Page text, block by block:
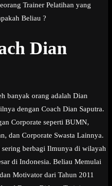
Trainer Pelatihan yang
Beliau ?
Dian
banyak orang adalah Dian
dengan Coach Dian Saputra.
Corporate seperti BUMN,
dan Corporate Swasta Lainnya.
sering berbagi Ilmunya di wilayah
di Indonesia. Beliau Memulai
Motivator dari Tahun 2011